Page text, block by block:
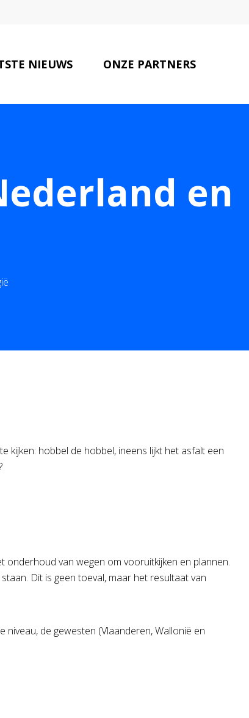
NIEUWS ONZE PARTNERS
en
kijken: hobbel de hobbel, ineens lijkt het asfalt een
van wegen om vooruitkijken en plannen.
Dit is geen toeval, maar het resultaat van
de gewesten (Vlaanderen, Wallonië en